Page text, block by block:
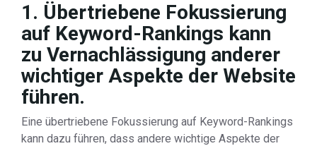
1. Übertriebene Fokussierung
auf Keyword-Rankings kann
zu Vernachlässigung anderer
wichtiger Aspekte der Website
führen.
Eine übertriebene Fokussierung auf Keyword-Rankings
kann dazu führen, dass andere wichtige Aspekte der